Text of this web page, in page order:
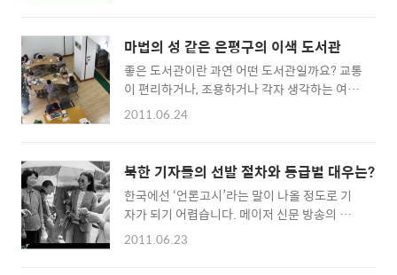
해 이제는 정치, 경제, 사회, 문화 등 거의 모든
기사를 다 읽다시피 하고 있다. 나는 신문을 읽
다가 모르는 경제용어나 정치용어 그리고 외국
어 단어들이 나오면 아빠에게 물어보거나 사전
을 찾아보기도 하고 인터넷 검색을 통해 그 뜻을
나는 그 동안의 신문 구독을 통해 많은 것을 배
우고 익힐 수 있었다. 그 첫 번째는 남다른 언어
구사 능력을 키운 것이다. 지난해 담임 선생님으
로부터 나이..
마법의 성 같은 은평구의 이색 도서관
좋은 도서관이란 과연 어떤 도서관일까요? 교통
이 편리하거나, 조용하거나 각자 생각하는 여러
조건이 있을텐데요. 무엇보다 도서관은 도서관
많은 책을 보유하고 있고, 공부하기에도 안성맞
춤인 도서관입니다. 연신내역에서 내려 언덕을
따라 올라가다 보면 마치 성을 떠오르게 하는 웅
장한 건물이 나타나는데요. 이 건물이 바로 ‘은
평구립도서관’입니다. 과 을 수상한 화려한 과
2011.06.24
북한 기자들의 선발 절차와 등급별 대우는?
한국에선 ‘언론고시’라는 말이 나올 정도로 기
자가 되기 어렵습니다. 메이저 신문 방송의 경우
채용시험을 치를 때마다 수백 대 일의 경쟁이 벌
2011.06.23